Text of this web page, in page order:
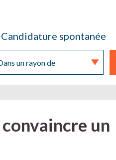
Candidature spontanée
un